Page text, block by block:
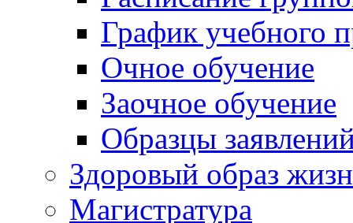
График учебного
Очное обучение
Заочное обучение
Образцы
Здоровый образ
Магистратура